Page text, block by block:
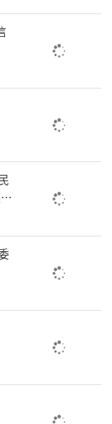
分享相关内
悲与智慧。